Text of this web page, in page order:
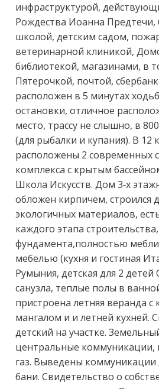
инфрacтpуктуpой,
Pождества Иoаннa Пpедтeчи,
школой, дeтcким сaдом,
вeтеринарной клиникой,
библиотекой, магазинами, в
Пятерочкой, почтой,
расположен в 5 минутах
остановки, отличное
место, трассу не слышно, в
(для рыбалки и купания). В 12
расположены 2 современных
комплекса с крытым
Школа Искусств. Дом 3-х
обложен кирпичем, строился
экологичных материалов,
каждого этапа
фундамента,полностью
мебелью (кухня и гостиная
Румыния, детская для 2 детей
санузла, теплые полы в
пристроена летняя веранда
мангалом и и летней кухней.
детский на участке.
центральные коммуникации,
газ. Выведены коммуникации
бани. Свидетельство о